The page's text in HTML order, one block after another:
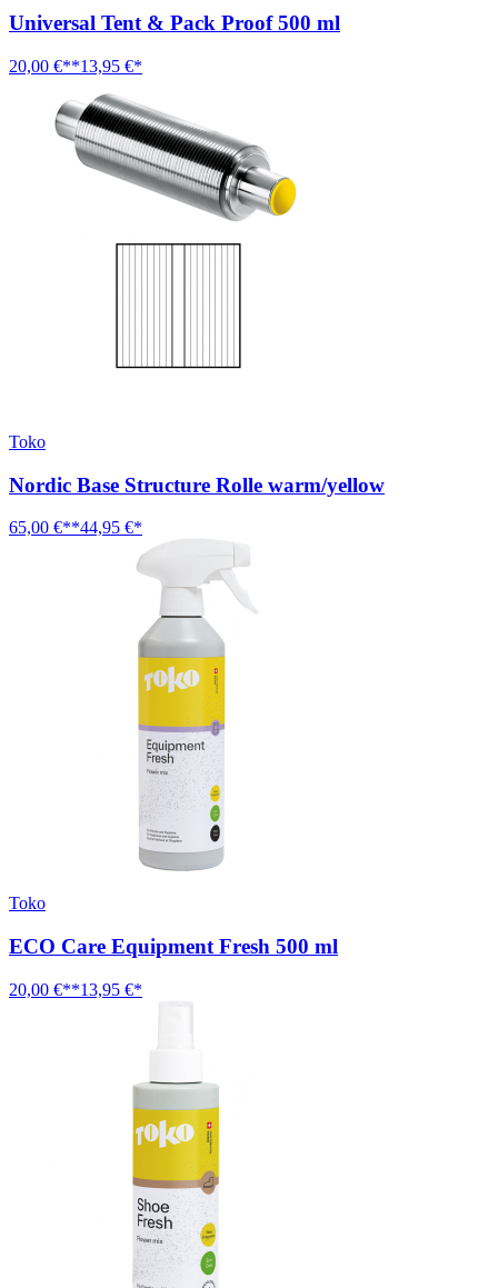
Universal Tent & Pack Proof 500 ml
20,00 €**13,95 €*
Toko
Nordic Base Structure Rolle warm/yellow
65,00 €**44,95 €*
Toko
ECO Care Equipment Fresh 500 ml
20,00 €**13,95 €*